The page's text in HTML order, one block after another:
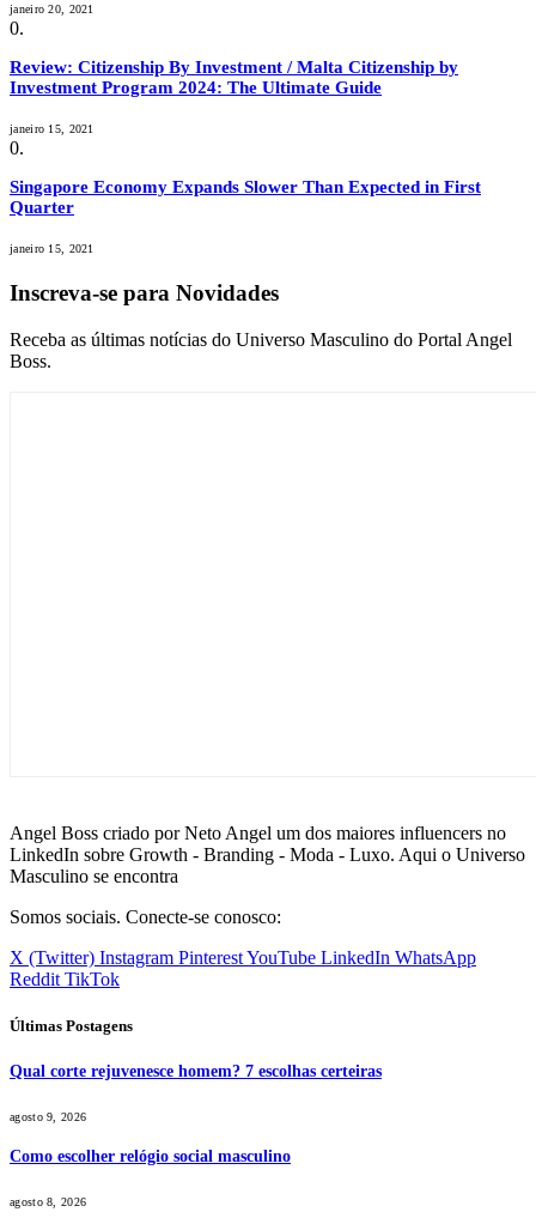
janeiro 20, 2021
Review: Citizenship By Investment / Malta Citizenship by
Investment Program 2024: The Ultimate Guide
janeiro 15, 2021
Singapore Economy Expands Slower Than Expected in First
Quarter
janeiro 15, 2021
Inscreva-se para Novidades
Receba as últimas notícias do Universo Masculino do Portal Angel
Boss.
Angel Boss criado por Neto Angel um dos maiores influencers no
LinkedIn sobre Growth - Branding - Moda - Luxo. Aqui o Universo
Masculino se encontra
Somos sociais. Conecte-se conosco:
X (Twitter) Instagram PinterestYouTube LinkedIn WhatsApp
Reddit TikTok
Últimas Postagens
Qual corte rejuvenesce homem? 7 escolhas certeiras
agosto 9, 2026
Como escolher relógio social masculino
agosto 8, 2026